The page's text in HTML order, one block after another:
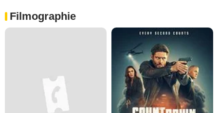
Filmographie